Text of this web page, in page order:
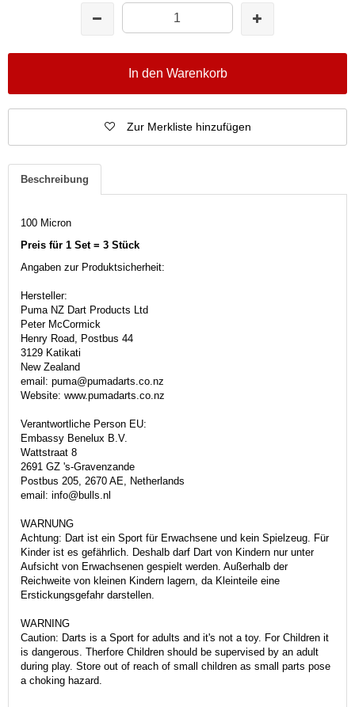
In den Warenkorb
Zur Merkliste hinzufügen
Beschreibung
100 Micron
Preis für 1 Set = 3 Stück
Angaben zur Produktsicherheit:
Hersteller:
Puma NZ Dart Products Ltd
Peter McCormick
Henry Road, Postbus 44
3129 Katikati
New Zealand
email: puma@pumadarts.co.nz
Website: www.pumadarts.co.nz
Verantwortliche Person EU:
Embassy Benelux B.V.
Wattstraat 8
2691 GZ 's-Gravenzande
Postbus 205, 2670 AE, Netherlands
email: info@bulls.nl
WARNUNG
Achtung: Dart ist ein Sport für Erwachsene und kein Spielzeug. Für
Kinder ist es gefährlich. Deshalb darf Dart von Kindern nur unter
Aufsicht von Erwachsenen gespielt werden. Außerhalb der
Reichweite von kleinen Kindern lagern, da Kleinteile eine
Erstickungsgefahr darstellen.
WARNING
Caution: Darts is a Sport for adults and it's not a toy. For Children it
is dangerous. Therfore Children should be supervised by an adult
during play. Store out of reach of small children as small parts pose
a choking hazard.